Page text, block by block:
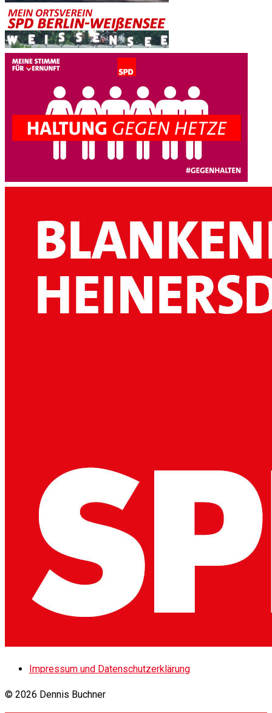
Impressum und Datenschutzerklärung
© 2026 Dennis Buchner